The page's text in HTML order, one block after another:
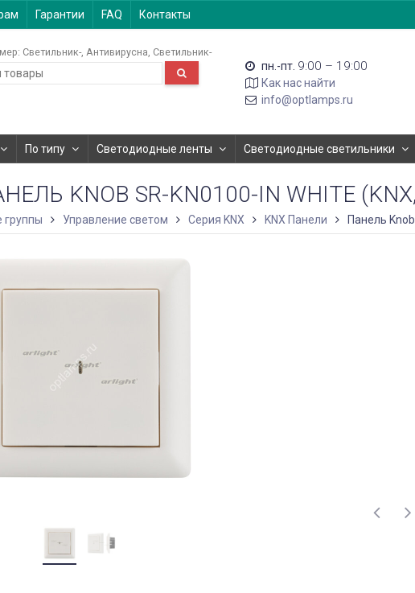
Гарантии FAQ Контакты
Светильник- Антивирусна Светильник-
пн.-пт. 9:00 – 19:00
Как нас найти
info@optlamps.ru
По типу Светодиодные ленты Светодиодные светильники
KNOB SR-KN0100-IN WHITE
группы Управление светом Серия KNX KNX Панели Панель